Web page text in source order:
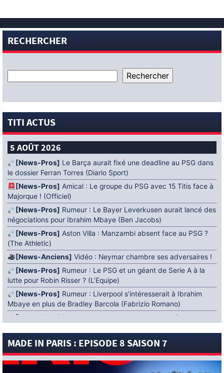
RECHERCHER
TITI ACTUS
5 AOÛT 2026
[News-Pros] Le Barça aurait fixé une deadline au PSG dans
le dossier Ferran Torres (Diario Sport)
[News-Pros] Amical : Le groupe du PSG avec 15 Titis face à
Majorque ! (Officiel)
[News-Pros] Rumeur : Le Bayer Leverkusen aurait lancé des
négociations pour Ibrahim Mbaye (Ben Jacobs)
[News-Pros] Aston Villa : Manzambi absent face au PSG ?
(The Athletic)
[News-Anciens] Vidéo : Neymar chambre ses adversaires !
[News-Pros] Rumeur : Le PSG et un géant de Serie A à la
lutte pour Robin Risser ? (L’Equipe)
[News-Pros] Rumeur : Liverpool s’intéresserait à Ibrahim
Mbaye en plus de Bradley Barcola (Fabrizio Romano)
[News-Pros]
Rumeur : Accord contractuel trouvé entre le
[News-Pros]Rumeur : Le PSG aurait lancé un ultimatum
pour boucler le dossier Ferran Torres (Matteo Moretto)
4 AOÛT 2026
MADE IN PARIS : EPISODE 8 SAISON 7